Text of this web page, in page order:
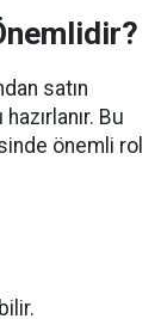
satın
Bu
önemli rol